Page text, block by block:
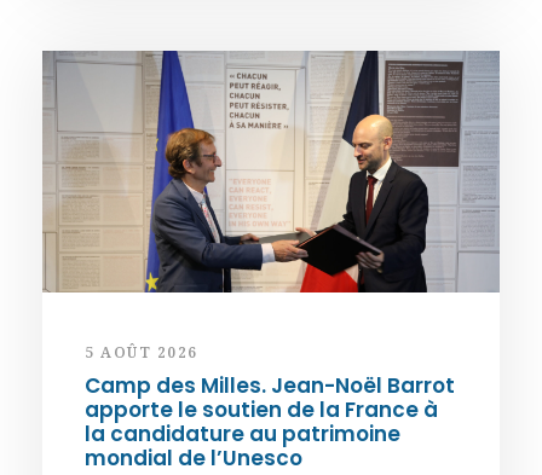
5 AOÛT 2026
Camp des Milles. Jean-Noël Barrot
apporte le soutien de la France à
la candidature au patrimoine
mondial de l’Unesco